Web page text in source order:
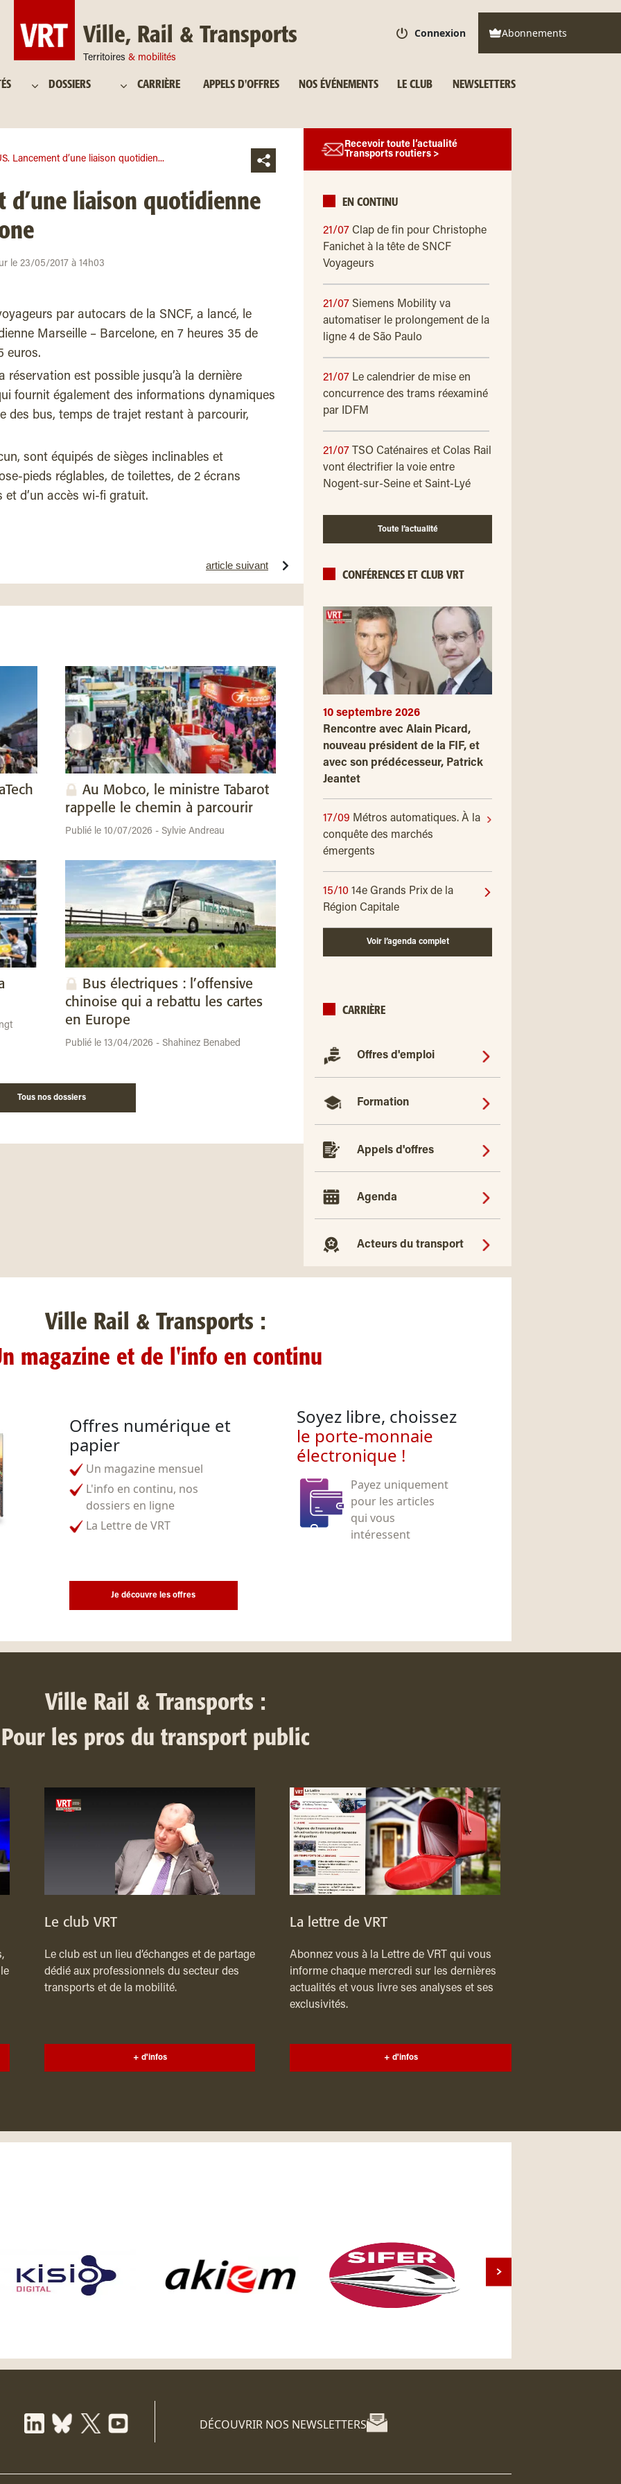
Ville, Rail & Transports
Territoires & mobilités
Connexion Abonnements
DOSSIERS CARRIÈRE APPELS D'OFFRES NOS ÉVÉNEMENTS LE CLUB NEWSLETTERS
Lancement d’une liaison quotidien...
d’une liaison quotidienne
le 23/05/2017 à 14h03
par autocars de la SNCF, a lancé, le
Marseille – Barcelone, en 7 heures 35 de
euros.
réservation est possible jusqu’à la dernière
fournit également des informations dynamiques
des bus, temps de trajet restant à parcourir,
sont équipés de sièges inclinables et
pieds réglables, de toilettes, de 2 écrans
et d’un accès wi-fi gratuit.
article suivant
Au Mobco, le ministre Tabarot
rappelle le chemin à parcourir
Publié le 10/07/2026 - Sylvie Andreau
Bus électriques : l’offensive
chinoise qui a rebattu les cartes
en Europe
Publié le 13/04/2026 - Shahinez Benabed
Tous nos dossiers
Recevoir toute l’actualité
Transports routiers >
EN CONTINU
21/07 Clap de fin pour Christophe
Fanichet à la tête de SNCF
Voyageurs
21/07 Siemens Mobility va
automatiser le prolongement de la
ligne 4 de São Paulo
21/07 Le calendrier de mise en
concurrence des trams réexaminé
par IDFM
21/07
TSO Caténaires et Colas Rail
vont électrifier la voie entre
Nogent-sur-Seine et Saint-Lyé
Toute l’actualité
CONFÉRENCES ET CLUB VRT
10 septembre 2026
Rencontre avec Alain Picard,
nouveau président de la FIF, et
avec son prédécesseur, Patrick
Jeantet
17/09 Métros automatiques. À la
conquête des marchés
émergents
15/10 14e Grands Prix de la
Région Capitale
Voir l’agenda complet
CARRIÈRE
Offres d'emploi
Formation
Appels d'offres
Agenda
Acteurs du transport
Ville Rail & Transports :
magazine et de l'info en continu
Offres numérique et
papier
Un magazine mensuel
L'info en continu, nos
dossiers en ligne
La Lettre de VRT
Soyez libre, choissez
le porte-monnaie
électronique !
Payez uniquement
pour les articles
qui vous
intéressent
Je découvre les offres
Ville Rail & Transports :
Pour les pros du transport public
Le club VRT
Le club est un lieu d’échanges et de partage
dédié aux professionnels du secteur des
transports et de la mobilité.
+ d'infos
La lettre de VRT
Abonnez vous à la Lettre de VRT qui vous
informe chaque mercredi sur les dernières
actualités et vous livre ses analyses et ses
exclusivités.
+ d'infos
DÉCOUVRIR NOS NEWSLETTERS